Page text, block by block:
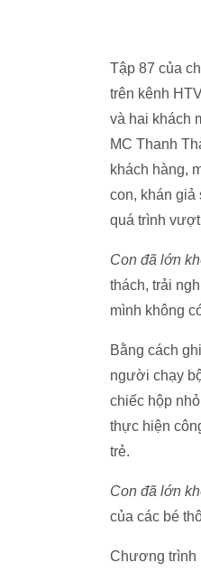
Tập 87 của
trên kênh
và hai khách
MC Thanh
khách hàng,
con, khán giả
quá trình
Con đã lớn
thách, trải
mình không
Bằng cách
người chạy
chiếc hộp
thực hiện
trẻ.
Con đã lớn
của các bé
Chương trình